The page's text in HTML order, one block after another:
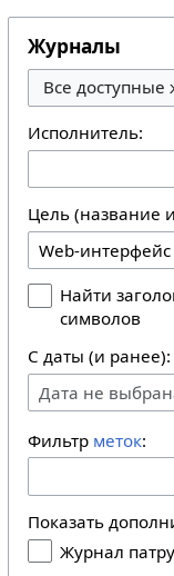
Журналы
Все
Исполнитель:
Цель (название
Найти
символов
С даты (и ранее):
Дата не
Фильтр меток:
Показать
Журнал